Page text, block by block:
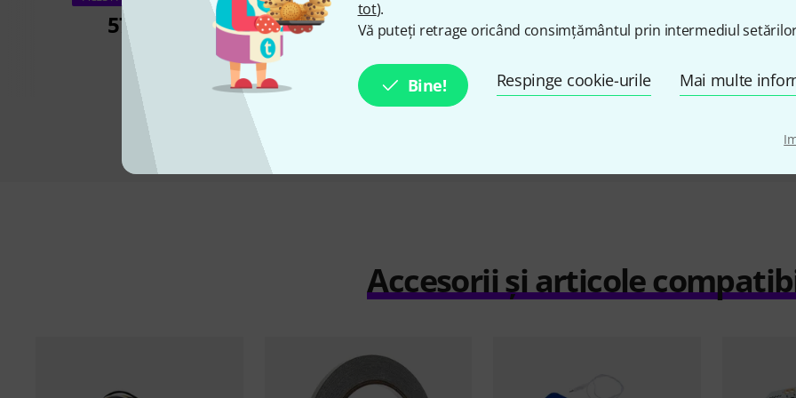
tot).
Vă puteți retrage oricând consimțământul prin intermediul
Bine! Respinge cookie-urile Mai multe
575 lei
Controller
575 lei 592 lei
Accesorii și articole